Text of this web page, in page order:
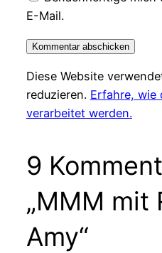
E-Mail.
Diese Website
reduzieren. Erfahre, wie
verarbeitet werden.
9
„MMM mit
Amy“